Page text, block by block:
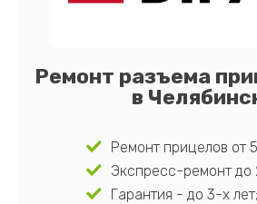
Ремонт разъема
в
Ремонт прицелов от
Экспресс-ремонт до
Гарантия - до 3-х лет;